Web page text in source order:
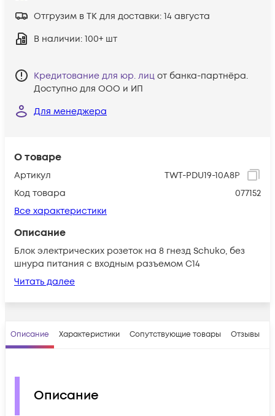
О товаре
Артикул
TWT-PDU19-10A8P
Код товара
077152
Все характеристики
Описание
Блок электрических розеток на 8 гнезд Schuko, без
шнура питания с входным разъемом С14
Читать далее
Отгрузим в ТК для доставки: 14 августа
В наличии: 100+ шт
Кредитование для юр. лиц от банка-партнёра.
Доступно для ООО и ИП
Для менеджера
Описание Характеристики Сопутствующие товары Отзывы
Описание